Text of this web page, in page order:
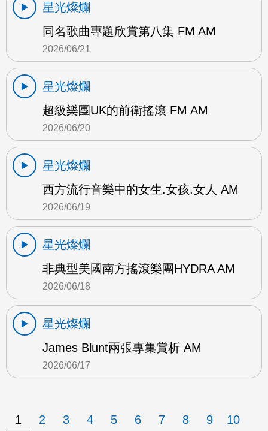
星光燦爛
同名歌曲專題欣賞第八集 FM AM
2026/06/21
星光燦爛
超級樂團UK的前衛搖滾 FM AM
2026/06/20
星光燦爛
西方流行音樂中的女生.女孩.女人 AM
2026/06/19
星光燦爛
非典型美國南方搖滾樂團HYDRA AM
2026/06/18
星光燦爛
James Blunt兩張專集賞析 AM
2026/06/17
1 2 3 4 5 6 7 8 9
10